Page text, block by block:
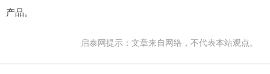
产品。
启泰网提示：文章来自网络，不代表本站观点。